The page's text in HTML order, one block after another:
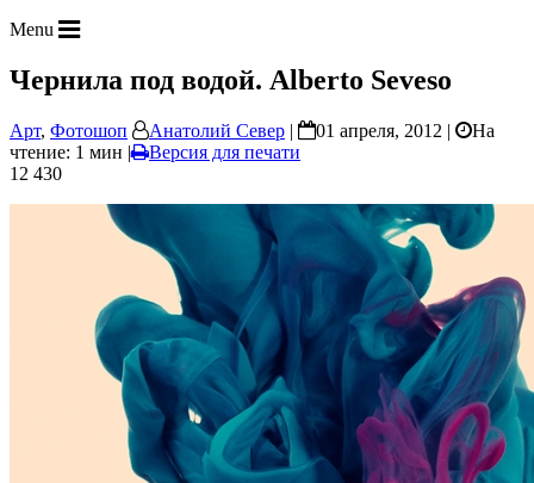
Menu
Чернила под водой. Alberto Seveso
Арт, Фотошоп Анатолий Север | 01 апреля, 2012 |
На
чтение: 1 мин |
Версия для печати
12 430